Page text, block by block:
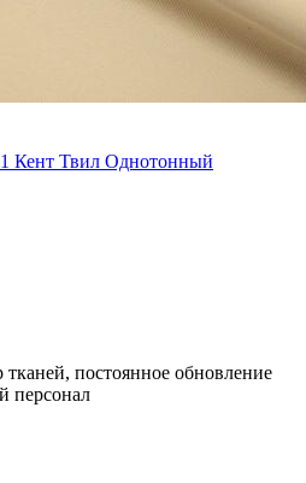
Кент Твил Однотонный
постоянное обновление
персонал